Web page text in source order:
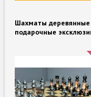
Шахматы деревянные
подарочные